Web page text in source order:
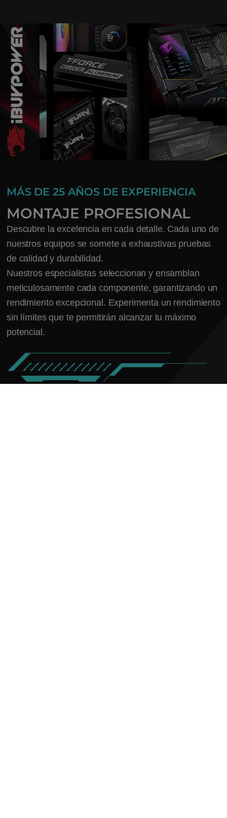
MÁS DE 25 AÑOS DE EXPERIENCIA
MONTAJE PROFESIONAL
Descubre la excelencia en cada detalle. Cada uno de
nuestros equipos se somete a exhaustivas pruebas
de calidad y durabilidad.
Nuestros especialistas seleccionan y ensamblan
meticulosamente cada componente, garantizando un
rendimiento excepcional. Experimenta un rendimiento
sin límites que te permitirán alcanzar tu máximo
potencial.